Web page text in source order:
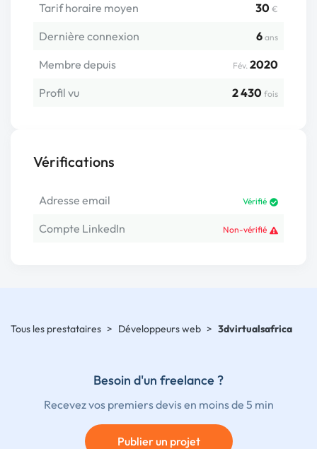
Tarif horaire moyen 30 €
Dernière connexion 6 ans
Membre depuis Fév. 2020
Profil vu
2 430 fois
Vérifications
Adresse email Vérifié
Compte LinkedIn Non-vérifié
Tous les prestataires > Développeurs web > 3dvirtualsafrica
Besoin d'un freelance ?
Recevez vos premiers devis en moins de 5 min
Publier un projet